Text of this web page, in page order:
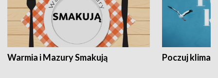
Warmia i Mazury Smakują Poczuj klimat